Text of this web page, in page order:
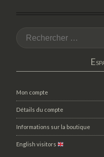
Mon compte
Détails du compte
Informations sur la boutique
English visitors